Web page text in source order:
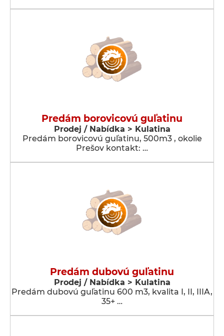
Predám borovicovú guľatinu
Prodej / Nabídka > Kulatina
Predám borovicovú guľatinu, 500m3 , okolie
Prešov kontakt: …
Predám dubovú guľatinu
Prodej / Nabídka > Kulatina
Predám dubovú guľatinu 600 m3, kvalita I, II, IIIA,
35+ …